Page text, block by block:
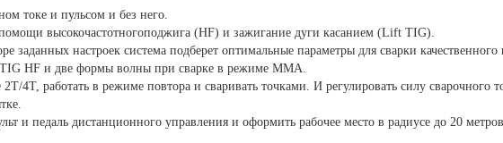
токе и пульсом и без него.
высокочастотногоподжига (HF) и зажигание дуги касанием (Lift TIG).
заданных настроек система подберет оптимальные параметры для сварки качественного
HF и две формы волны при сварке в режиме MMA.
4T, работать в режиме повтора и сваривать точками. И регулировать силу сварочного
и педаль дистанционного управления и оформить рабочее место в радиусе до 20